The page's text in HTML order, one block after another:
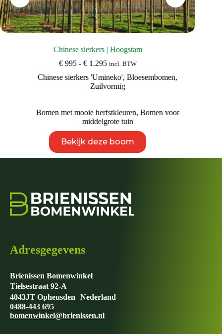
Chinese sierkers | Hoogstam
€995 - €1.295Prijsklasse:
tot
€ 1.295
incl. BTW
Chinese sierkers 'Umineko',Bloesembomen,
Zuilvormig
Bomen met mooie herfstkleuren, Bomen voor
middelgrote tuin
Bekijk deze boom
product
heeft
kan
gekozen
worden
Adresgegevens
Brienissen Bomenwinkel
Tielsestraat 92-A
4043JT Opheusden Nederland
0488-443 695
bomenwinkel@brienissen.nl